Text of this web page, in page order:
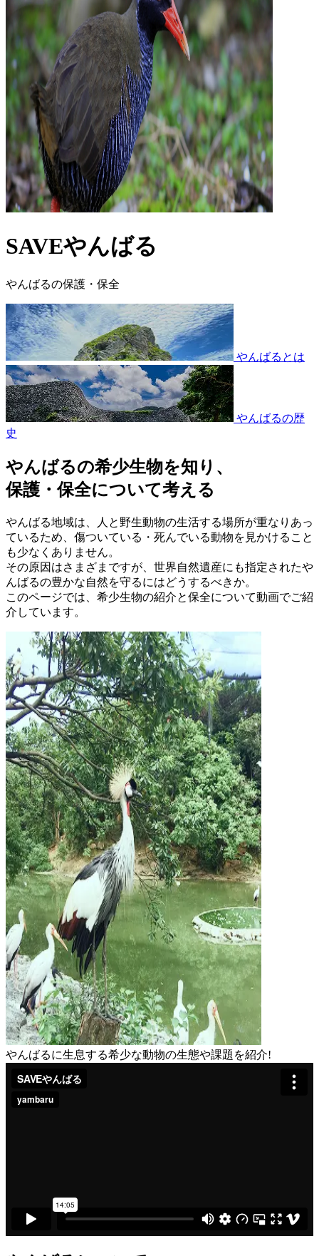
SAVEやんばる
やんばるの保護・保全
やんばるとは
やんばるの歴
史
やんばるの希少生物を知り、
保護・保全について考える
やんばる地域は、人と野生動物の生活する場所が重なりあっ
ているため、傷ついている・死んでいる動物を見かけること
も少なくありません。
その原因はさまざまですが、世界自然遺産にも指定されたや
んばるの豊かな自然を守るにはどうするべきか。
このページでは、希少生物の紹介と保全について動画でご紹
介しています。
やんばるに生息する希少な動物の生態や課題を紹介!